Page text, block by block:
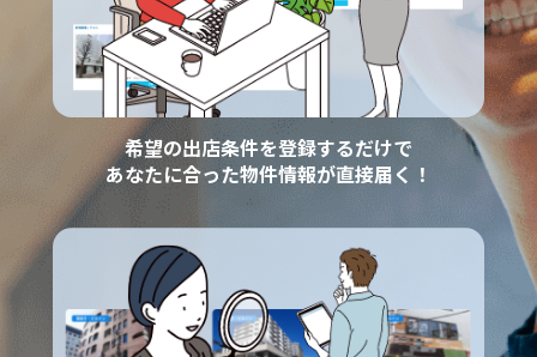
希望の出店条件を登録するだけで
あなたに合った物件情報が直接届く！